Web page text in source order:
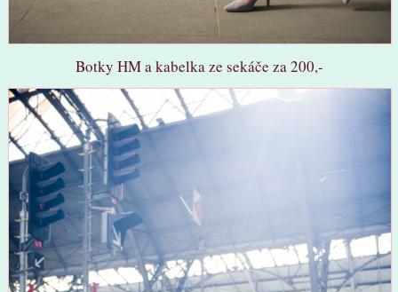
Botky HM a kabelka ze sekáče za 200,-